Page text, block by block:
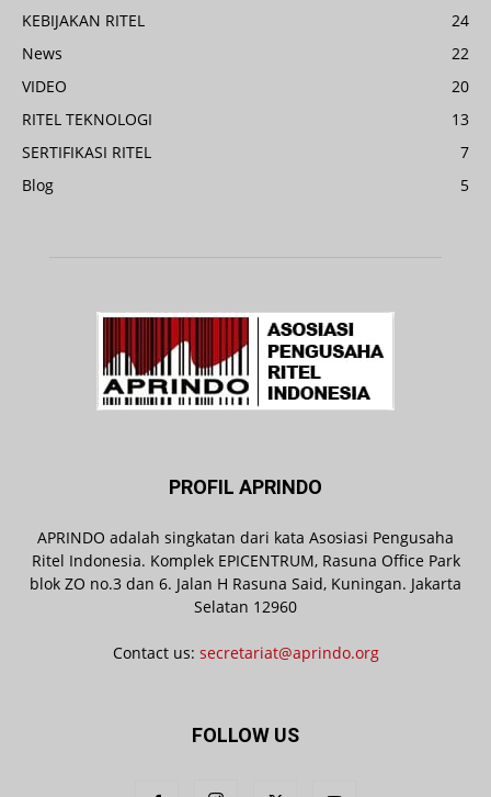
KEBIJAKAN RITEL
24
News
22
VIDEO
20
RITEL TEKNOLOGI
13
SERTIFIKASI RITEL
7
Blog
5
PROFIL APRINDO
APRINDO adalah singkatan dari kata Asosiasi Pengusaha
Ritel Indonesia. Komplek EPICENTRUM, Rasuna Office Park
blok ZO no.3 dan 6. Jalan H Rasuna Said, Kuningan. Jakarta
Selatan 12960
Contact us: secretariat@aprindo.org
FOLLOW US